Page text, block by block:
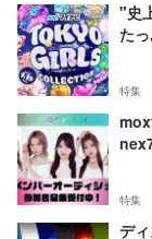
"史
た
特集
特集
デ